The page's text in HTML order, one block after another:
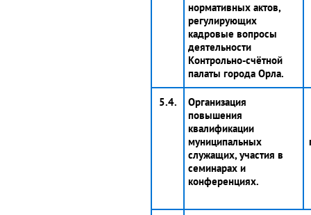
нормативных актов,
регулирующих
кадровые вопросы
деятельности
Контрольно-счётной
палаты города Орла.
5.4.
Организация
повышения
квалификации
муниципальных
служащих, участия в
семинарах и
конференциях.